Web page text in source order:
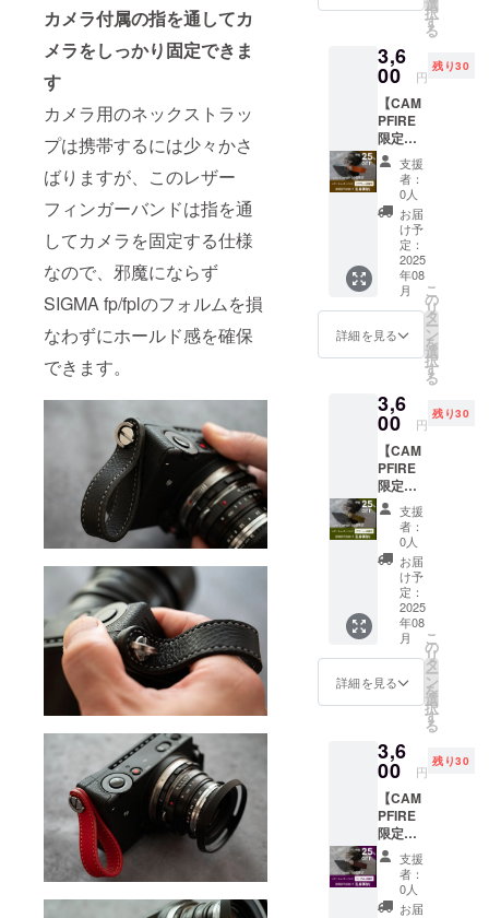
カメラ付属の指を通してカ
メラをしっかり固定できま
す
カメラ用のネックストラッ
プは携帯するには少々かさ
ばりますが、このレザー
フィンガーバンドは指を通
してカメラを固定する仕様
なので、邪魔にならず
SIGMA fp/fplのフォルムを損
なわずにホールド感を確保
できます。
供！
売予定
価格
4,000円
+送料
430円＝
約4,800
円（税
込）の
25%OF
F3,600
円（送
料込
み）で
提供し
ます。
【お好
みの縫
載くだ
さい】
グ
レー・
イエ
ロー・
ブ
ルー・
ライト
ブラウ
ン・ホ
ワイト
※割引率
はキリ
のよい
価格で
四捨五
送料無
料（発
送はレ
ター
パック
ライ
ト） ※
カラー
はブ
ラック
択
す
る
3,6
00 円
残り30
【CAM
PFIRE
限定価
格：30
個限
定！早
割
25％OF
F】 レ
ザー
フィン
ガーバ
ンド：
ブラウ
ン1点提
供！
売予定
価格
4,000円
+送料
430円＝
約4,800
円（税
込）の
25%OF
F3,600
円（送
料込
み）で
提供し
ます。
【お好
みの縫
載くだ
さい】
グ
レー・
イエ
ロー・
ブ
ルー・
ライト
ブラウ
支援
者：
0人
お届
け予
定：
2025
年08
月
詳細を見る
こ
の
リ
タ
ー
ン
を
選
択
す
る
3,6
00 円
残り30
【CAM
PFIRE
限定価
格：30
個限
定！早
割
25％OF
F】 レ
ザー
フィン
ガーバ
ンド：
グリー
ン1点提
供！
売予定
価格
4,000円
+送料
430円＝
約4,800
円（税
込）の
25%OF
F3,600
支援
者：
0人
お届
け予
定：
2025
年08
月
詳細を見る
こ
の
リ
タ
ー
ン
を
選
択
す
る
3,6
00 円
残り30
【CAM
PFIRE
限定価
格：30
個限
定！早
割
支援
者：
0人
お届